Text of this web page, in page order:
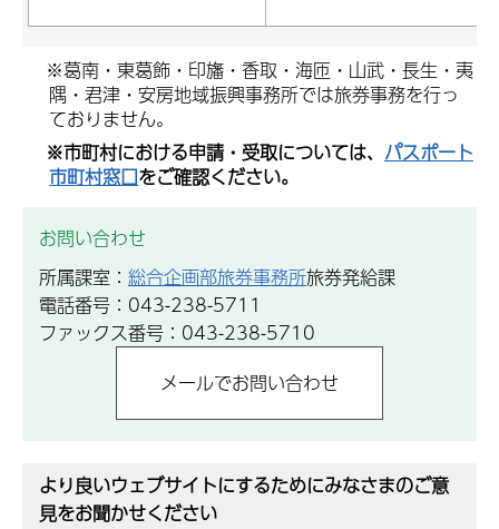
※葛南・東葛飾・印旛・香取・海匝・山武・長生・夷
隅・君津・安房地域振興事務所では旅券事務を行っ
ておりません。
※市町村における申請・受取については、 パスポート
市町村窓口をご確認ください。
お問い合わせ
所属課室： 総合企画部旅券事務所旅券発給課
電話番号：043-238-5711
ファックス番号：043-238-5710
より良いウェブサイトにするためにみなさまのご意
見をお聞かせください